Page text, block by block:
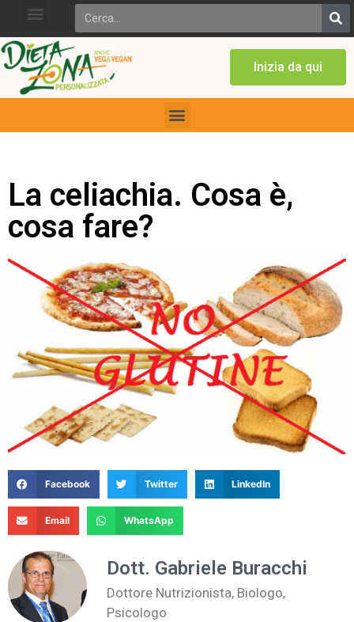
Inizia da qui
La celiachia. Cosa è,
cosa fare?
Facebook Twitter LinkedIn
Email WhatsApp
Dott. Gabriele Buracchi
Dottore Nutrizionista, Biologo,
Psicologo